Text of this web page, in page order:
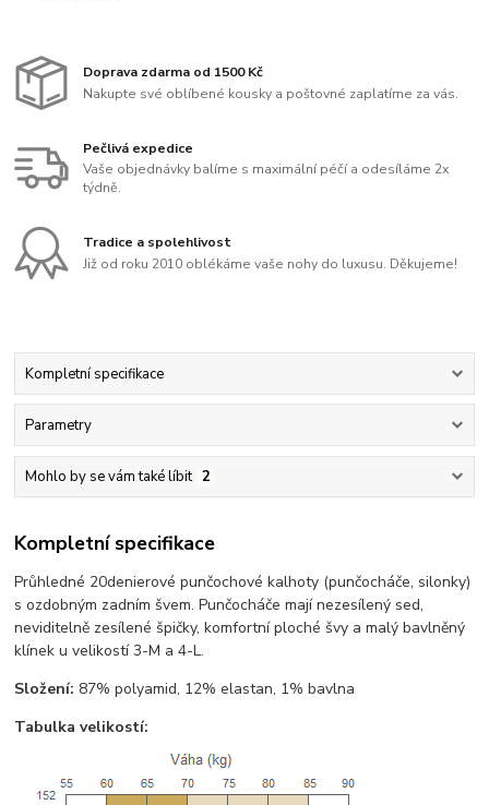
Doprava zdarma od 1500 Kč
Nakupte své oblíbené kousky a poštovné zaplatíme za vás.
Pečlivá expedice
Vaše objednávky balíme s maximální péčí a odesíláme 2x
týdně.
Tradice a spolehlivost
Již od roku 2010 oblékáme vaše nohy do luxusu. Děkujeme!
Kompletní specifikace
Parametry
Mohlo by se vám také líbit 2
Kompletní specifikace
Průhledné 20denierové punčochové kalhoty (punčocháče, silonky)
s ozdobným zadním švem. Punčocháče mají nezesílený sed,
neviditelně zesílené špičky, komfortní ploché švy a malý bavlněný
klínek u velikostí 3-M a 4-L.
Složení: 87% polyamid, 12% elastan, 1% bavlna
Tabulka velikostí: